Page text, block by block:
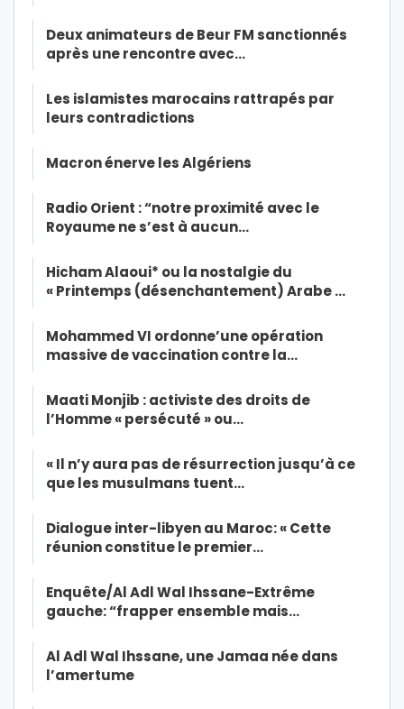
Deux animateurs de Beur FM sanctionnés
après une rencontre avec…
Les islamistes marocains rattrapés par
leurs contradictions
Macron énerve les Algériens
Radio Orient : “notre proximité avec le
Royaume ne s’est à aucun…
Hicham Alaoui* ou la nostalgie du
« Printemps (désenchantement) Arabe …
Mohammed VI ordonne’une opération
massive de vaccination contre la…
Maati Monjib : activiste des droits de
l’Homme « persécuté » ou…
« Il n’y aura pas de résurrection jusqu’à ce
que les musulmans tuent…
Dialogue inter-libyen au Maroc: « Cette
réunion constitue le premier…
Enquête/Al Adl Wal Ihssane-Extrême
gauche: “frapper ensemble mais…
Al Adl Wal Ihssane, une Jamaa née dans
l’amertume